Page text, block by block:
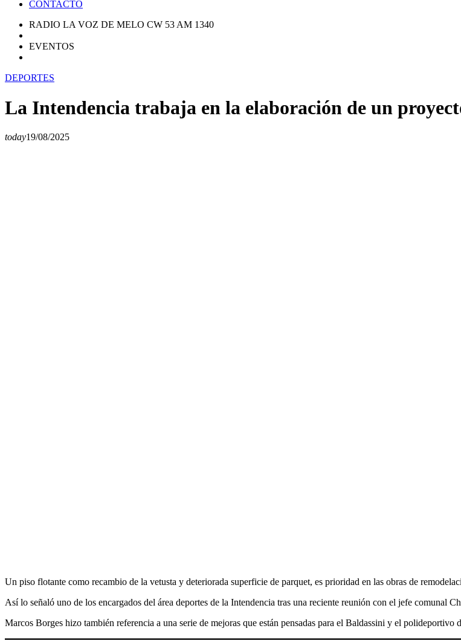
CONTACTO
RADIO LA VOZ DE MELO CW 53 AM 1340
EVENTOS
DEPORTES
La Intendencia trabaja en la elaboración de un
today19/08/2025
Un piso flotante como recambio de la vetusta y deteriorada superficie de parquet, es prioridad en las obras de
Así lo señaló uno de los encargados del área deportes de la Intendencia tras una reciente reunión con el jefe comunal
Marcos Borges hizo también referencia a una serie de mejoras que están pensadas para el Baldassini y el polideportivo